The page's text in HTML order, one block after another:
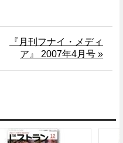
『月刊フナイ・メディ
ア』 2007年4月号 »